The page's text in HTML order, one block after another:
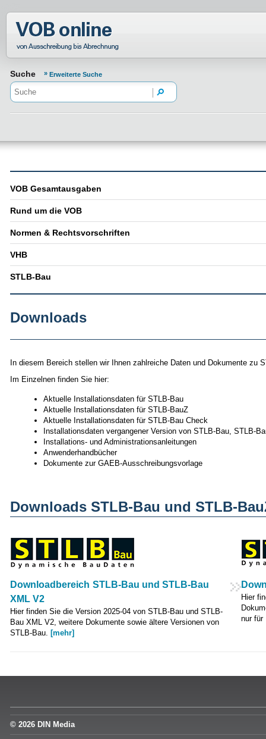
Normenportal Barrierefreiheit
Suche Erweiterte Suche
VOB Gesamtausgaben
Rund um die VOB
Normen & Rechtsvorschriften
VHB
STLB-Bau
Downloads
In diesem Bereich stellen wir Ihnen zahlreiche Daten und Dokumente zu
Im Einzelnen finden Sie hier:
Aktuelle Installationsdaten für STLB-Bau
Aktuelle Installationsdaten für STLB-BauZ
Aktuelle Installationsdaten für STLB-Bau Check
Installationsdaten vergangener Version von STLB-Bau, STLB-
Installations- und Administrationsanleitungen
Anwenderhandbücher
Dokumente zur GAEB-Ausschreibungsvorlage
Downloads STLB-Bau und STLB-
Downloadbereich STLB-Bau und STLB-Bau
XML V2
Hier finden Sie die Version 2025-04 von STLB-Bau und STLB-
Bau XML V2, weitere Dokumente sowie ältere Versionen von
STLB-Bau. [mehr]
Hier
nur für
© 2026 DIN Media